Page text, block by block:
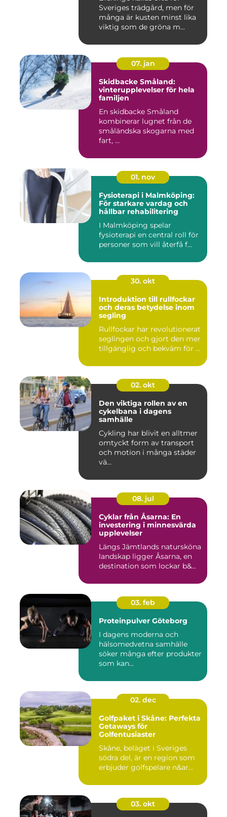
Sveriges trädgård, men för
många är kusten minst lika
viktig som de gröna m...
07. jan
Skidbacke Småland:
vinterupplevelser för hela
familjen
En skidbacke Småland
kombinerar lugnet från de
småländska skogarna med
fart, ...
01. nov
Fysioterapi i Malmköping:
För starkare vardag och
hållbar rehabilitering
I Malmköping spelar
fysioterapi en central roll för
personer som vill återfå f...
30. okt
Introduktion till rullfockar
och deras betydelse inom
segling
Rullfockar har revolutionerat
seglingen och gjort den mer
tillgänglig och bekväm för ...
02. okt
Den viktiga rollen av en
cykelbana i dagens
samhälle
Cykling har blivit en alltmer
omtyckt form av transport
och motion i många städer
vä...
08. jul
Cyklar från Åsarna: En
investering i minnesvärda
upplevelser
Längs Jämtlands natursköna
landskap ligger Åsarna, en
destination som lockar b&...
03. feb
Proteinpulver Göteborg
I dagens moderna och
hälsomedvetna samhälle
söker många efter produkter
som kan...
02. dec
Golfpaket i Skåne: Perfekta
Getaways för
Golfentusiaster
Skåne, beläget i Sveriges
södra del, är en region som
erbjuder golfspelare n&ar...
03. okt